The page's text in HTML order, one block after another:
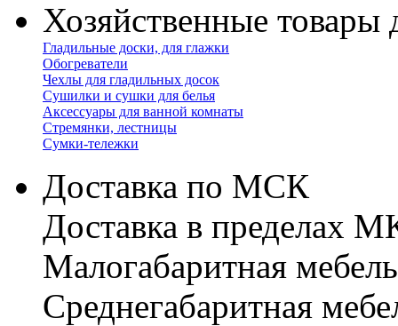
Хозяйственные товары
Гладильные доски, для глажки
Обогреватели
Чехлы для гладильных досок
Сушилки и сушки для белья
Аксессуары для ванной комнаты
Стремянки, лестницы
Сумки-тележки
Доставка по МСК
Доставка в пределах
Малогабаритная
Cреднегабаритная